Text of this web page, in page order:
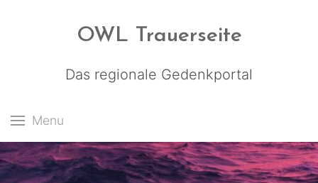
OWL Trauerseite
Das regionale Gedenkportal
Menu